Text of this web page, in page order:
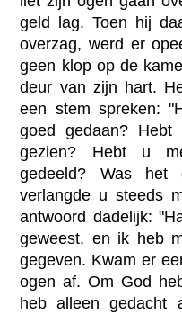
geld lag. Toen hij
overzag, werd er
geen klop op de
deur van zijn hart.
een stem spreken:
goed gedaan?
gezien? Hebt u
gedeeld? Was
verlangde u steeds
antwoord dadelijk:
geweest, en ik heb
gegeven. Kwam er
ogen af. Om God
heb alleen gedacht